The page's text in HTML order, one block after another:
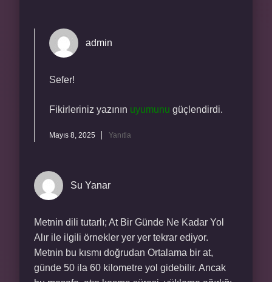
admin
Sefer!
Fikirleriniz yazının uyumunu güçlendirdi.
Mayıs 8, 2025 Yanıtla
Su Yanar
Metnin dili tutarlı; At Bir Günde Ne Kadar Yol
Alır ile ilgili örnekler yer yer tekrar ediyor.
Metnin bu kısmı doğrudan Ortalama bir at,
günde 50 ila 60 kilometre yol gidebilir. Ancak